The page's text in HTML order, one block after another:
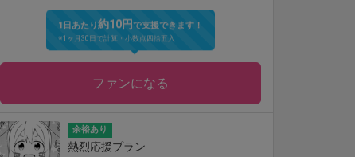
1日あたり約10円 で支援できます！
※1ヶ月30日で計算・小数点四捨五入
ファンになる
余裕あり
熱烈応援プラン